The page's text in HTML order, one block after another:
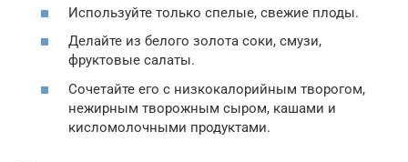
Используйте только спелые, свежие плоды.
Делайте из белого золота соки, смузи,
фруктовые салаты.
Сочетайте его с низкокалорийным творогом,
нежирным творожным сыром, кашами и
кисломолочными продуктами.